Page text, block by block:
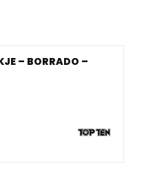
– BORRADO –